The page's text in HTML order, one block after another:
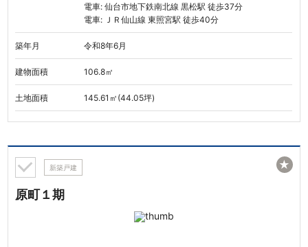
電車: 仙台市地下鉄南北線 黒松駅 徒歩37分
電車: ＪＲ仙山線 東照宮駅 徒歩40分
築年月 令和8年6月
建物面積 106.8㎡
土地面積 145.61㎡(44.05坪)
新築戸建
原町１期
★